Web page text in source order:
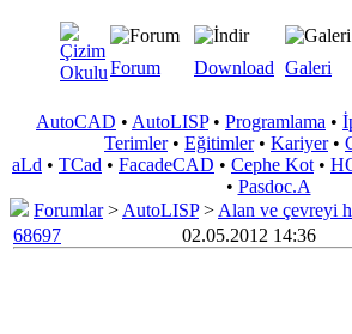
Forum Download Galeri
AutoCAD • AutoLISP• Programlama •
Terimler• Eğitimler• Kariyer•
aLd • TCad • FacadeCAD • Cephe Kot •
• Pasdoc.A
Forumlar> AutoLISP> Alan ve çevreyi
68697
02.05.2012 14:36